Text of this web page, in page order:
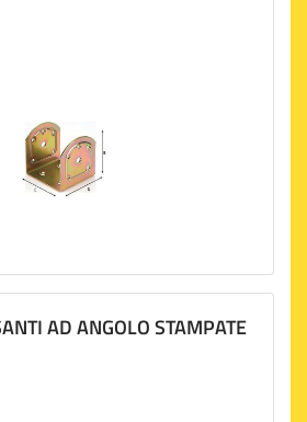
AD ANGOLO STAMPATE